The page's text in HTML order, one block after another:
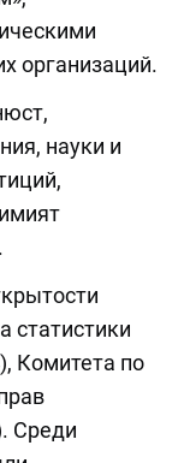
организаций.
науки и
статистики
Комитета по
Среди